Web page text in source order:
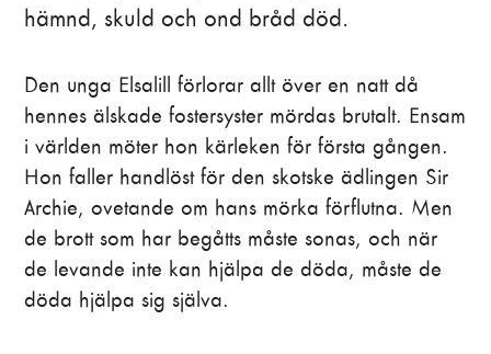
hämnd, skuld och ond bråd död.
Den unga Elsalill förlorar allt över en natt då
hennes älskade fostersyster mördas brutalt. Ensam
i världen möter hon kärleken för första gången.
Hon faller handlöst för den skotske ädlingen Sir
Archie, ovetande om hans mörka förflutna. Men
de brott som har begåtts måste sonas, och när
de levande inte kan hjälpa de döda, måste de
döda hjälpa sig själva.